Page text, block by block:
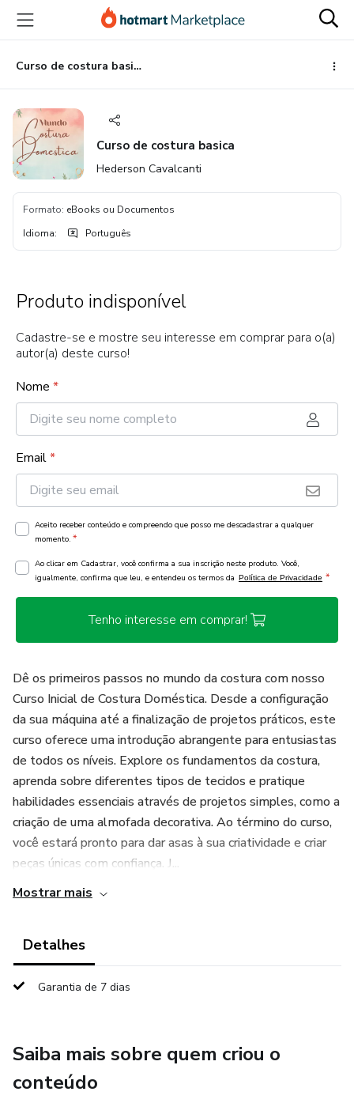
para
conteúdo
principal
para
pagamento
para
rodapé
Curso de costura basica
Curso de costura basica
Hederson Cavalcanti
Formato: eBooks ou Documentos
Idioma: Português
Produto indisponível
Cadastre-se e mostre seu interesse em comprar para o(a)
autor(a) deste curso!
Nome *
Email*
Aceito receber conteúdo e compreendo que posso me descadastrar a qualquer
momento. *
Ao clicar em Cadastrar, você confirma a sua inscrição neste produto. Você,
igualmente, confirma que leu, e entendeu os termos da Política de Privacidade *
Tenho interesse em comprar!
Dê os primeiros passos no mundo da costura com nosso
Curso Inicial de Costura Doméstica. Desde a configuração
da sua máquina até a finalização de projetos práticos, este
curso oferece uma introdução abrangente para entusiastas
de todos os níveis. Explore os fundamentos da costura,
aprenda sobre diferentes tipos de tecidos e pratique
habilidades essenciais através de projetos simples, como a
criação de uma almofada decorativa. Ao término do curso,
você estará pronto para dar asas à sua criatividade e criar
peças únicas com confiança. J...
Mostrar mais
Detalhes
Garantia de 7 dias
Saiba mais sobre quem criou o
conteúdo